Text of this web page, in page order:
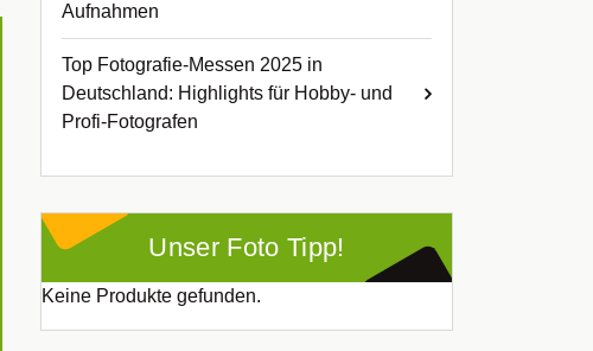
Aufnahmen
Top Fotografie-Messen 2025 in
Deutschland: Highlights für Hobby- und
Profi-Fotografen
Unser Foto Tipp!
Keine Produkte gefunden.